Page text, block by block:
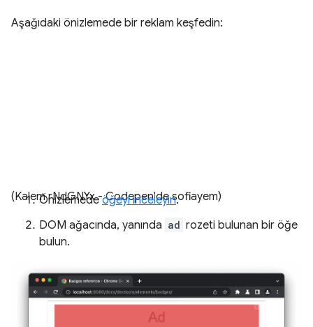
Aşağıdaki önizlemede bir reklam keşfedin:
(Kalem rNdGNYx - Codepen'de sofiayem)
Önizlemedeöğeyi inceleyin.
DOM ağacında, yanında ad rozeti bulunan bir öğe
bulun.